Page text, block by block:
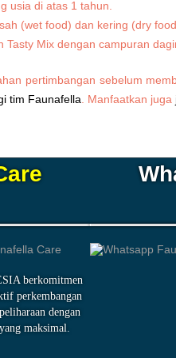
usia di atas 1 tahun.
(wet food) dan kering (dry
Tasty Mix dengan campuran
pertimbangan sebelum
tim Faunafella . Manfaatkan juga
berkomitmen
perkembangan
dengan
maksimal.